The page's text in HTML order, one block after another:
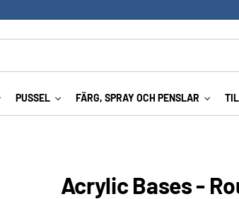
PUSSEL FÄRG, SPRAY OCH PENSLAR
Acrylic Bases -